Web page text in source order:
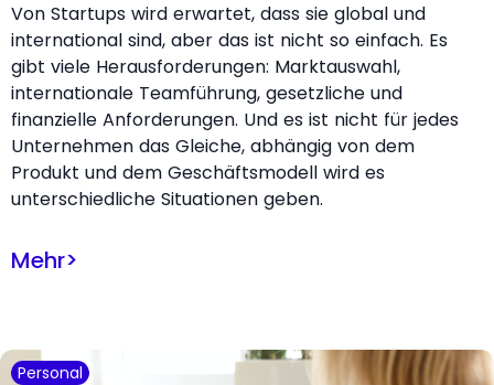
Von Startups wird erwartet, dass sie global und
international sind, aber das ist nicht so einfach. Es
gibt viele Herausforderungen: Marktauswahl,
internationale Teamführung, gesetzliche und
finanzielle Anforderungen. Und es ist nicht für jedes
Unternehmen das Gleiche, abhängig von dem
Produkt und dem Geschäftsmodell wird es
unterschiedliche Situationen geben.
Mehr>
Personal